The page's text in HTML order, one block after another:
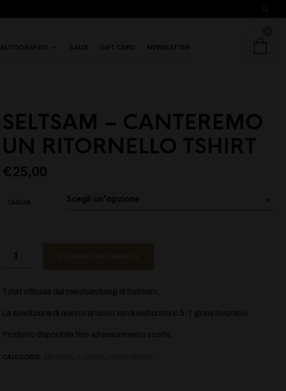
AUTOGRAFATI SALDI GIFT CARD NEWSLETTER
SELTSAM – CANTEREMO
UN RITORNELLO TSHIRT
€25,00
TAGLIA
Tshirt ufficiale dal merchandising di Seltsam.
La spedizione di questo articolo verrà elaborata in 5-7 giorni lavorativi.
Prodotto disponibile fino ad esaurimento scorte.
CATEGORIE: , ,